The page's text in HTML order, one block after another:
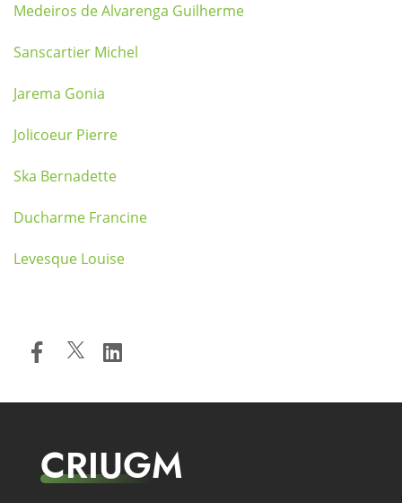
Medeiros de Alvarenga Guilherme
Sanscartier Michel
Jarema Gonia
Jolicoeur Pierre
Ska Bernadette
Ducharme Francine
Levesque Louise
CRIUGM